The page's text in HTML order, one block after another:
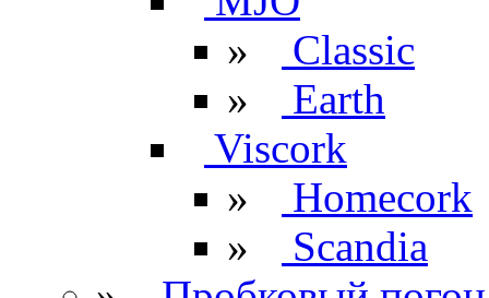
»
Classic
»
Earth
Viscork
»
Homecork
»
Scandia